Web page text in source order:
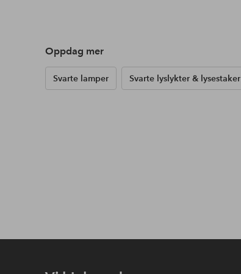
Oppdag mer
Svarte lamper Svarte lyslykter & lysestaker